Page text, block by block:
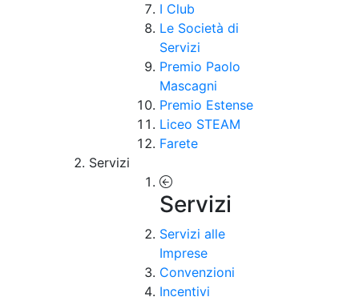
I Club
Le Società di
Servizi
Premio Paolo
Mascagni
Premio Estense
Liceo STEAM
Farete
Servizi
Servizi
Servizi alle
Imprese
Convenzioni
Incentivi